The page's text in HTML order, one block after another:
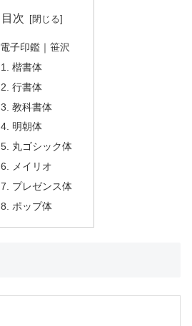
目次
電子印鑑｜笹沢
楷書体
行書体
教科書体
明朝体
丸ゴシック体
メイリオ
プレゼンス体
ポップ体